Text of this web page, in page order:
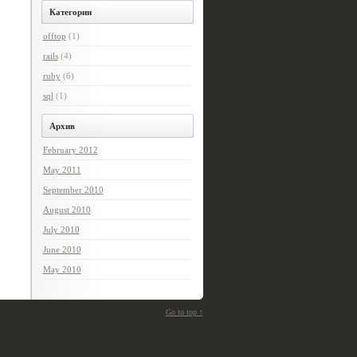
Категории
offtop (1)
rails(4)
ruby (6)
sql (1)
Архив
February 2012
May 2011
September 2010
August 2010
July 2010
June 2010
May 2010
Go to top ↑